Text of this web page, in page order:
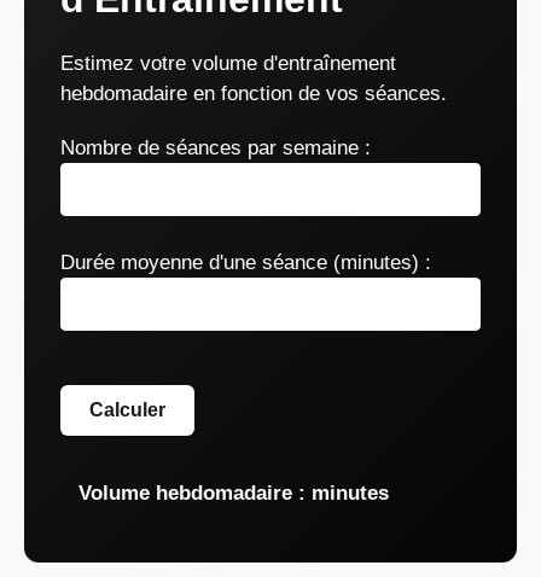
Estimez votre volume d'entraînement
hebdomadaire en fonction de vos séances.
Nombre de séances par semaine :
Durée moyenne d'une séance (minutes) :
Calculer
Volume hebdomadaire : minutes